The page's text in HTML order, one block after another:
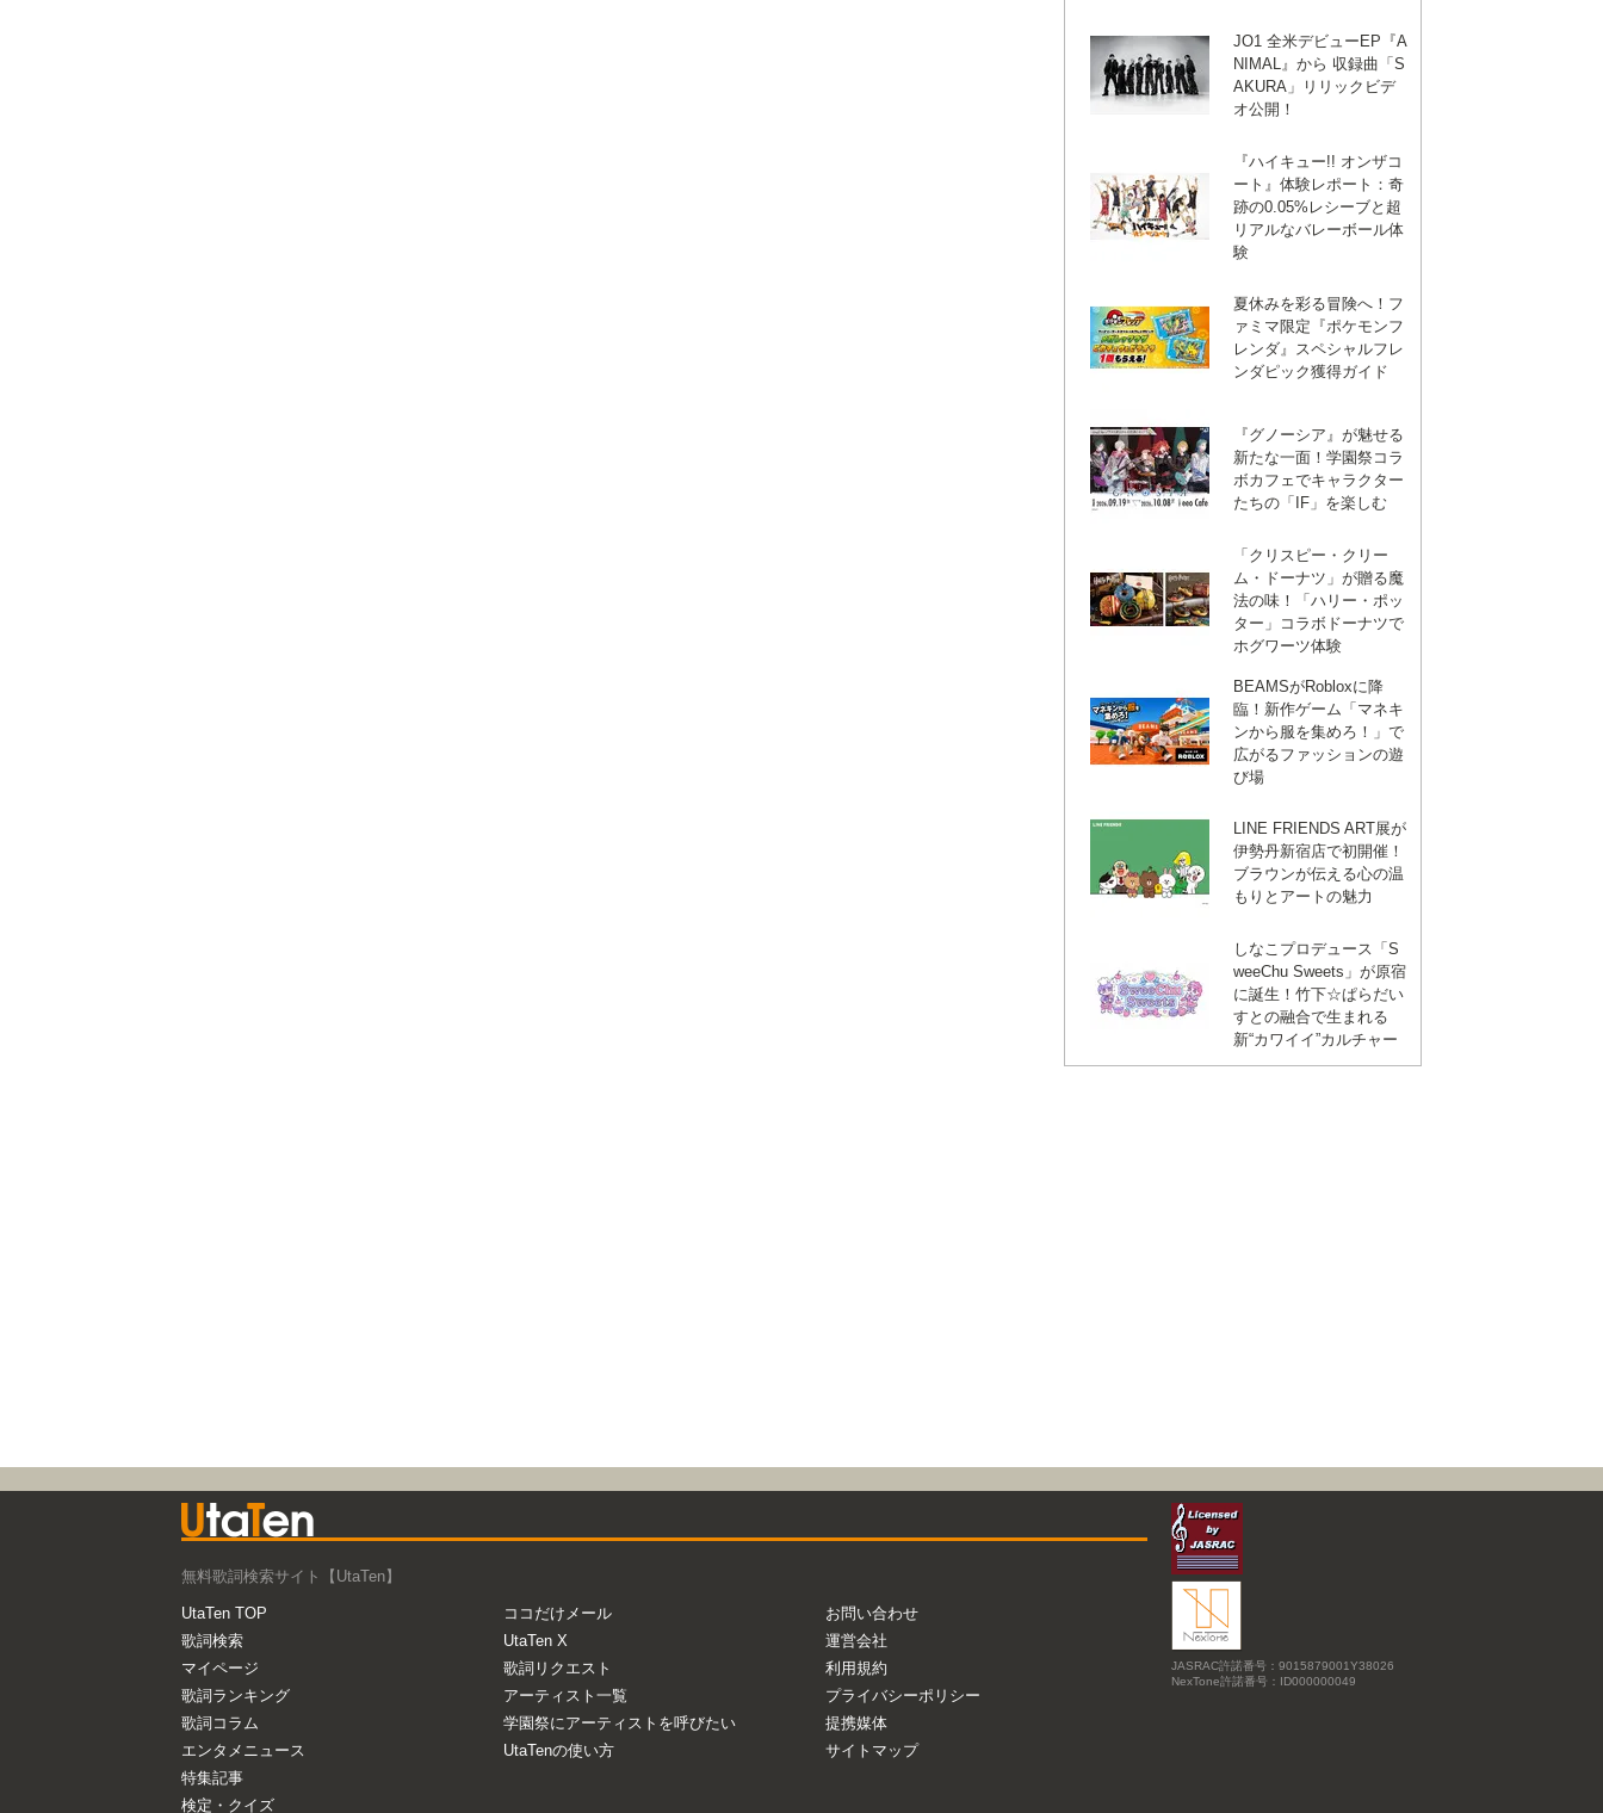
JO1 全米デビューEP『A
NIMAL』から 収録曲「S
AKURA」リリックビデ
オ公開！
『ハイキュー!! オンザコ
ート』体験レポート：奇
跡の0.05%レシーブと超
リアルなバレーボール体
験
夏休みを彩る冒険へ！フ
ァミマ限定『ポケモンフ
レンダ』スペシャルフレ
ンダピック獲得ガイド
『グノーシア』が魅せる
新たな一面！学園祭コラ
ボカフェでキャラクター
たちの「IF」を楽しむ
「クリスピー・クリー
ム・ドーナツ」が贈る魔
法の味！「ハリー・ポッ
ター」コラボドーナツで
ホグワーツ体験
BEAMSがRobloxに降
臨！新作ゲーム「マネキ
ンから服を集めろ！」で
広がるファッションの遊
び場
LINE FRIENDS ART展が
伊勢丹新宿店で初開催！
ブラウンが伝える心の温
もりとアートの魅力
しなこプロデュース「S
weeChu Sweets」が原宿
に誕生！竹下☆ぱらだい
すとの融合で生まれる
新“カワイイ”カルチャー
無料歌詞検索サイト【UtaTen】
UtaTen TOP
歌詞検索
マイページ
歌詞ランキング
歌詞コラム
エンタメニュース
特集記事
検定・クイズ
ココだけメール
UtaTen X
歌詞リクエスト
アーティスト一覧
学園祭にアーティストを呼びたい
UtaTenの使い方
お問い合わせ
運営会社
利用規約
プライバシーポリシー
提携媒体
サイトマップ
JASRAC許諾番号：9015879001Y38026
NexTone許諾番号：ID000000049